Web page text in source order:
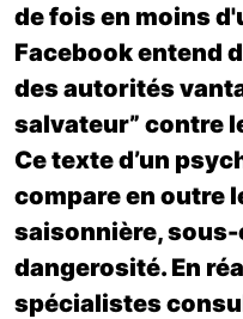
de fois en moins
Facebook entend
des autorités
salvateur” contre
Ce texte d’un
compare en outre
saisonnière,
dangerosité. En
spécialistes